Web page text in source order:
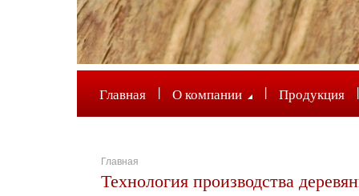
Главная | О компании | Продукция |
Главная
Технология производства